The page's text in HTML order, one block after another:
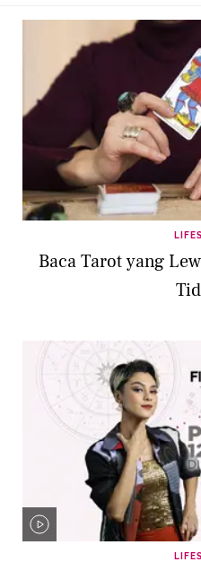
Baca Tarot yang